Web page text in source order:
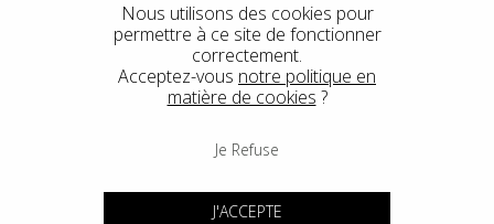
Blackfin Pacific
De un bloque sólido de Titanio. Los Clásicos, Reinventados.
Nous utilisons des cookies pour
permettre à ce site de fonctionner
correctement.
Acceptez-vous notre politique en
matière de cookies ?
Je Refuse
J'ACCEPTE